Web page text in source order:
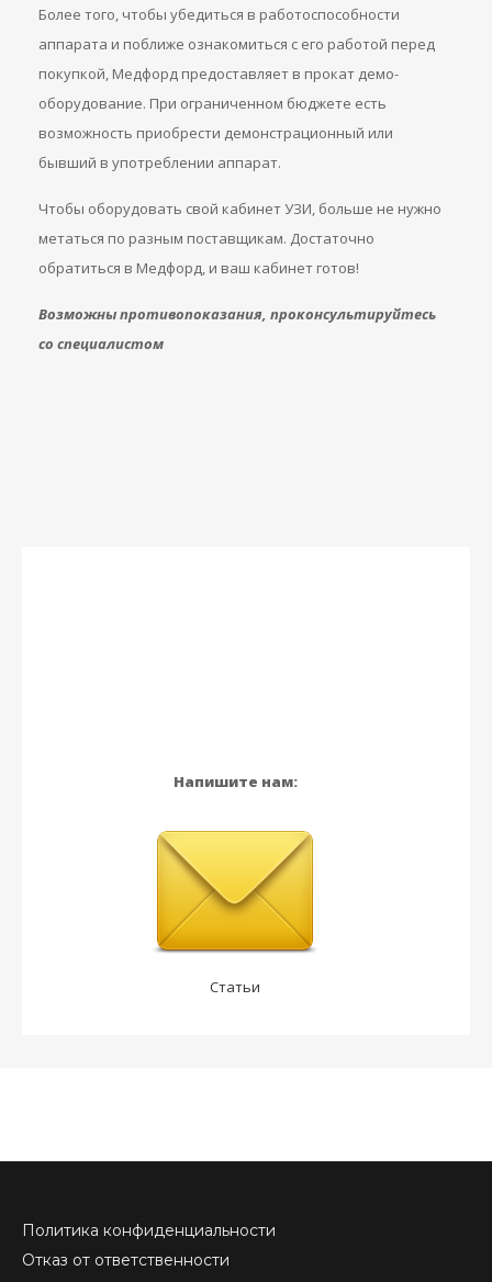
Более того, чтобы убедиться в работоспособности
аппарата и поближе ознакомиться с его работой перед
покупкой, Медфорд предоставляет в прокат демо-
оборудование. При ограниченном бюджете есть
возможность приобрести демонстрационный или
бывший в употреблении аппарат.
Чтобы оборудовать свой кабинет УЗИ, больше не нужно
метаться по разным поставщикам. Достаточно
обратиться в Медфорд, и ваш кабинет готов!
Возможны противопоказания, проконсультируйтесь
со специалистом
Напишите нам:
Статьи
Политика конфиденциальности
Отказ от ответственности